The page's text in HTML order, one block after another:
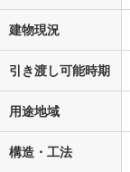
建物現況
引き渡し可能時期
用途地域
構造・工法